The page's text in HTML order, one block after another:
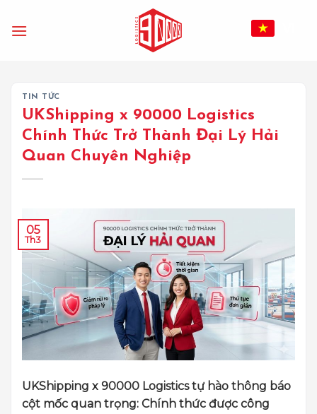
qua
TIN TỨC
UKShipping x 90000 Logistics
Chính Thức Trở Thành Đại Lý Hải
Quan Chuyên Nghiệp
05
Th3
UKShipping x 90000 Logistics tự hào thông báo
cột mốc quan trọng: Chính thức được công